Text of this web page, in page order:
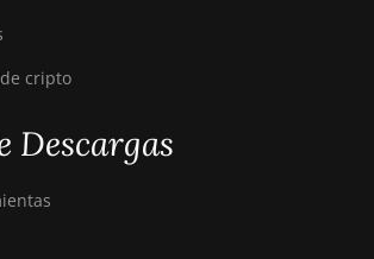
cripto
Descargas